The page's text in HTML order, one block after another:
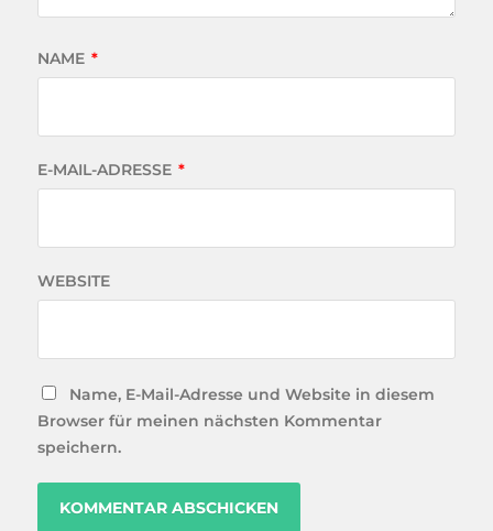
NAME *
E-MAIL-ADRESSE *
WEBSITE
Name, E-Mail-Adresse und Website in diesem
Browser für meinen nächsten Kommentar
speichern.